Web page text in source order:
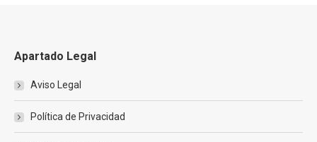
Apartado Legal
Aviso Legal
Política de Privacidad